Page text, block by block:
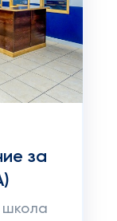
за
школа